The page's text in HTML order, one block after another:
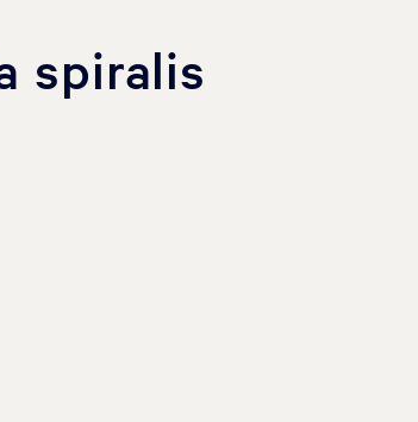
spiralis